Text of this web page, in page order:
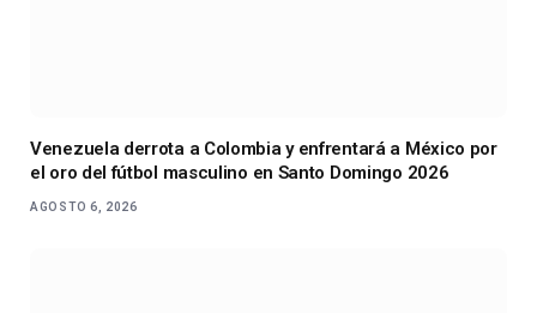
Venezuela derrota a Colombia y enfrentará a México por
el oro del fútbol masculino en Santo Domingo 2026
AGOSTO 6, 2026